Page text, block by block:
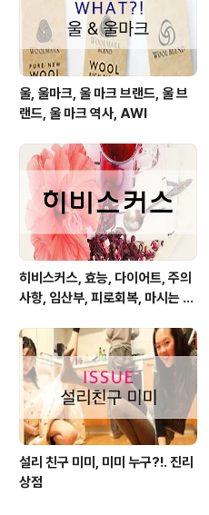
울, 울마크, 울 마크 브랜드, 울 브
랜드, 울 마크 역사, AWI
히비스커스, 효능, 다이어트, 주의
사항, 임산부, 피로회복, 마시는 방
설리 친구 미미, 미미 누구?!. 진리
상점